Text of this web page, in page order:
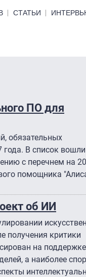
СТАТЬИ
ПО для
обязательных
года. В список вошли
с перечнем на
помощника
об ИИ
получения критики
на поддержке
а наиболее